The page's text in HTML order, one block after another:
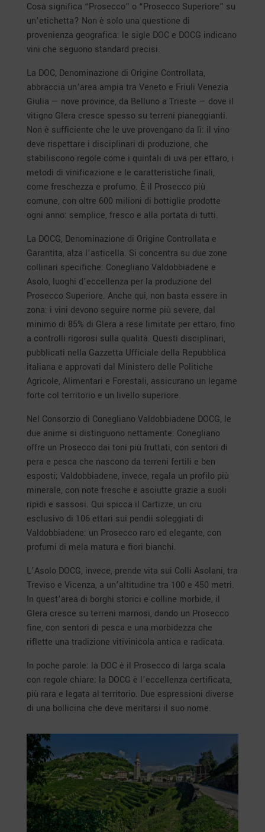
Cosa significa “Prosecco” o “Prosecco Superiore” su
un’etichetta? Non è solo una questione di
provenienza geografica: le sigle DOC e DOCG indicano
vini che seguono standard precisi.
La DOC, Denominazione di Origine Controllata,
abbraccia un’area ampia tra Veneto e Friuli Venezia
Giulia — nove province, da Belluno a Trieste — dove il
vitigno Glera cresce spesso su terreni pianeggianti.
Non è sufficiente che le uve provengano da lì: il vino
deve rispettare i disciplinari di produzione, che
stabiliscono regole come i quintali di uva per ettaro, i
metodi di vinificazione e le caratteristiche finali,
come freschezza e profumo. È il Prosecco più
comune, con oltre 600 milioni di bottiglie prodotte
ogni anno: semplice, fresco e alla portata di tutti.
La DOCG, Denominazione di Origine Controllata e
Garantita, alza l’asticella. Si concentra su due zone
collinari specifiche: Conegliano Valdobbiadene e
Asolo, luoghi d’eccellenza per la produzione del
Prosecco Superiore. Anche qui, non basta essere in
zona: i vini devono seguire norme più severe, dal
minimo di 85% di Glera a rese limitate per ettaro, fino
a controlli rigorosi sulla qualità. Questi disciplinari,
pubblicati nella Gazzetta Ufficiale della Repubblica
italiana e approvati dal Ministero delle Politiche
Agricole, Alimentari e Forestali, assicurano un legame
forte col territorio e un livello superiore.
Nel Consorzio di Conegliano Valdobbiadene DOCG, le
due anime si distinguono nettamente: Conegliano
offre un Prosecco dai toni più fruttati, con sentori di
pera e pesca che nascono da terreni fertili e ben
esposti; Valdobbiadene, invece, regala un profilo più
minerale, con note fresche e asciutte grazie a suoli
ripidi e sassosi. Qui spicca il Cartizze, un cru
esclusivo di 106 ettari sui pendii soleggiati di
Valdobbiadene: un Prosecco raro ed elegante, con
profumi di mela matura e fiori bianchi.
L’Asolo DOCG, invece, prende vita sui Colli Asolani, tra
Treviso e Vicenza, a un’altitudine tra 100 e 450 metri.
In quest’area di borghi storici e colline morbide, il
Glera cresce su terreni marnosi, dando un Prosecco
fine, con sentori di pesca e una morbidezza che
riflette una tradizione vitivinicola antica e radicata.
In poche parole: la DOC è il Prosecco di larga scala
con regole chiare; la DOCG è l’eccellenza certificata,
più rara e legata al territorio. Due espressioni diverse
di una bollicina che deve meritarsi il suo nome.